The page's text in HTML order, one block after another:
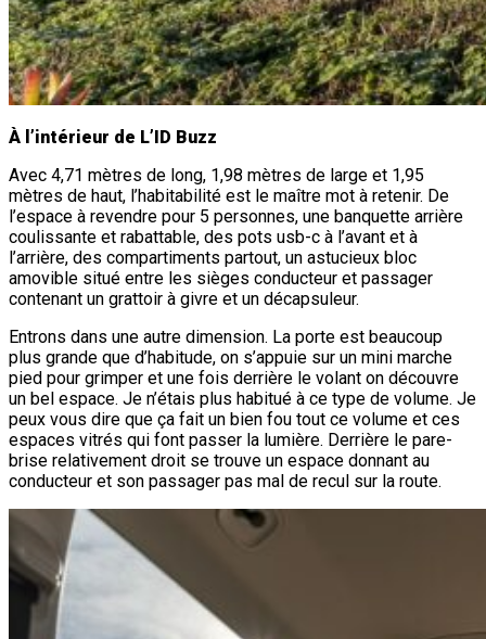
À l’intérieur de L’ID Buzz
Avec 4,71 mètres de long, 1,98 mètres de large et 1,95
mètres de haut, l’habitabilité est le maître mot à retenir. De
l’espace à revendre pour 5 personnes, une banquette arrière
coulissante et rabattable, des pots usb-c à l’avant et à
l’arrière, des compartiments partout, un astucieux bloc
amovible situé entre les sièges conducteur et passager
contenant un grattoir à givre et un décapsuleur.
Entrons dans une autre dimension. La porte est beaucoup
plus grande que d’habitude, on s’appuie sur un mini marche
pied pour grimper et une fois derrière le volant on découvre
un bel espace. Je n’étais plus habitué à ce type de volume. Je
peux vous dire que ça fait un bien fou tout ce volume et ces
espaces vitrés qui font passer la lumière. Derrière le pare-
brise relativement droit se trouve un espace donnant au
conducteur et son passager pas mal de recul sur la route.